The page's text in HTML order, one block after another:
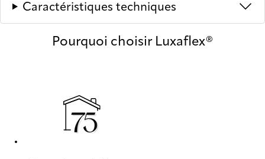
Caractéristiques techniques
Pourquoi choisir Luxaflex®